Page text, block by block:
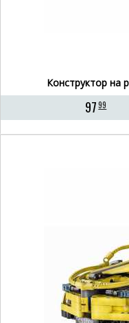
Конструктор на
9799